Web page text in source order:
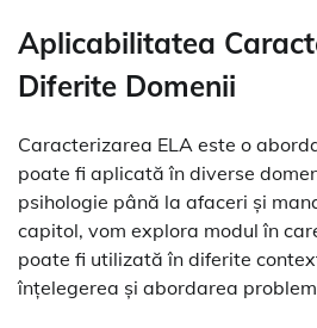
Aplicabilitatea
Diferite Domenii
Caracterizarea ELA este o
poate fi aplicată în diverse
psihologie până la afaceri și
capitol, vom explora modul în
poate fi utilizată în diferite
înțelegerea și abordarea